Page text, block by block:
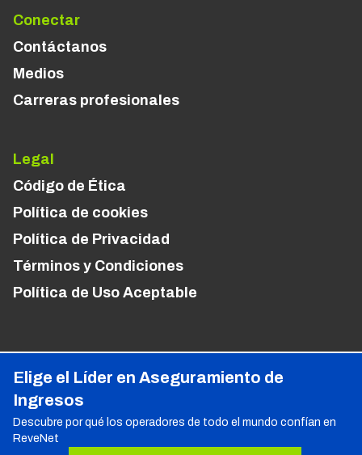
Conectar
Contáctanos
Medios
Carreras profesionales
Legal
Código de Ética
Política de cookies
Política de Privacidad
Términos y Condiciones
Política de Uso Aceptable
Elige el Líder en Aseguramiento de
Ingresos
Descubre por qué los operadores de todo el mundo confían en
ReveNet